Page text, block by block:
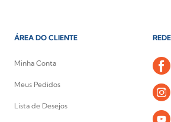
ÁREA DO CLIENTE
Minha Conta
Meus Pedidos
Lista de Desejos